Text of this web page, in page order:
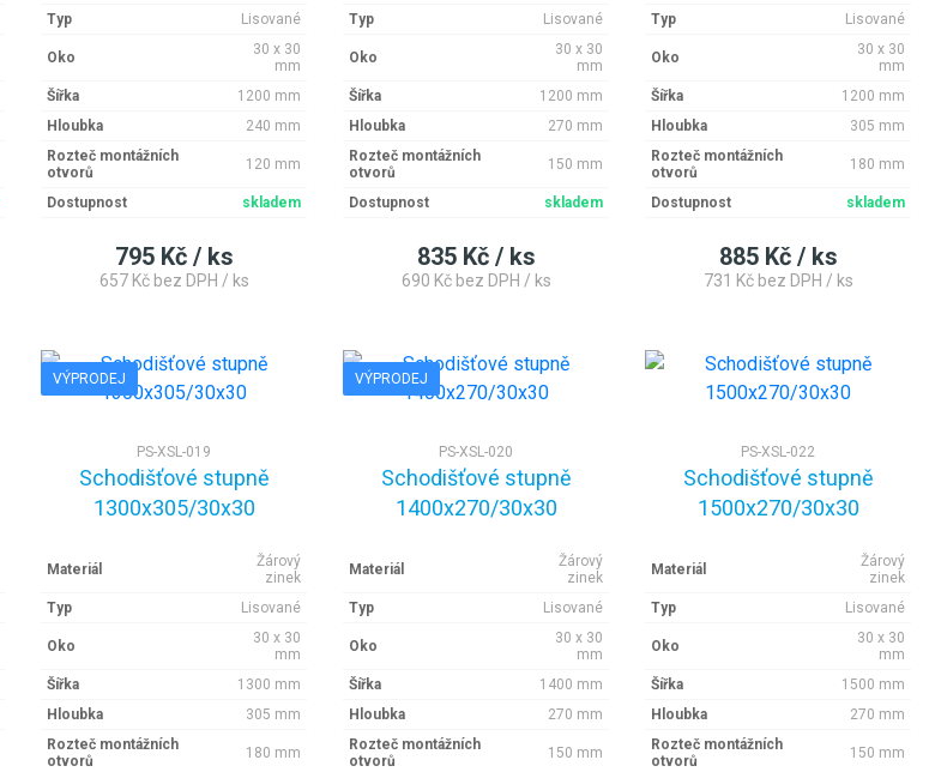
Typ
Lisované
Oko
30 x 30
mm
Šířka
1200 mm
Hloubka
240 mm
Rozteč montážních
otvorů
120 mm
Dostupnost skladem
795 Kč / ks
657 Kč bez DPH / ks
Typ
Lisované
Oko
30 x 30
mm
Šířka
1200 mm
Hloubka
270 mm
Rozteč montážních
otvorů
150 mm
Dostupnost skladem
835 Kč / ks
690 Kč bez DPH / ks
Typ
Lisované
Oko
30 x 30
mm
Šířka
1200 mm
Hloubka
305 mm
Rozteč montážních
otvorů
180 mm
Dostupnost skladem
885 Kč / ks
731 Kč bez DPH / ks
VÝPRODEJ
PS-XSL-019
Schodišťové stupně
1300x305/30x30
Materiál
Žárový
zinek
Typ
Lisované
Oko
30 x 30
mm
Šířka
1300 mm
Hloubka
305 mm
Rozteč montážních
otvorů
180 mm
VÝPRODEJ
PS-XSL-020
Schodišťové stupně
1400x270/30x30
Materiál
Žárový
zinek
Typ
Lisované
Oko
30 x 30
mm
Šířka
1400 mm
Hloubka
270 mm
Rozteč montážních
otvorů
150 mm
PS-XSL-022
Schodišťové stupně
1500x270/30x30
Materiál
Žárový
zinek
Typ
Lisované
Oko
30 x 30
mm
Šířka
1500 mm
Hloubka
270 mm
Rozteč montážních
otvorů
150 mm